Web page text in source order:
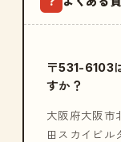
〒531-6103
すか？
大阪府大阪市
田スカイビル